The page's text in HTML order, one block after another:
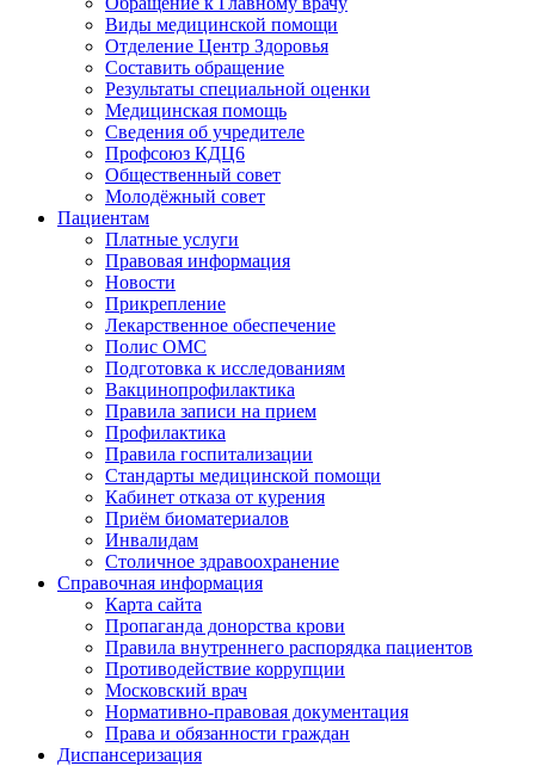
Виды медицинской помощи
Отделение Центр Здоровья
Составить обращение
Результаты специальной оценки
Медицинская помощь
Cведения об учредителе
Профсоюз КДЦ6
Общественный совет
Молодёжный совет
Пациентам
Платные услуги
Правовая информация
Новости
Прикрепление
Лекарственное обеспечение
Полис ОМС
Подготовка к исследованиям
Вакцинопрофилактика
Правила записи на прием
Профилактика
Правила госпитализации
Стандарты медицинской помощи
Кабинет отказа от курения
Приём биоматериалов
Инвалидам
Столичное здравоохранение
Справочная информация
Карта сайта
Пропаганда донорства крови
Правила внутреннего распорядка пациентов
Противодействие коррупции
Московский врач
Нормативно-правовая документация
Права и обязанности граждан
Диспансеризация